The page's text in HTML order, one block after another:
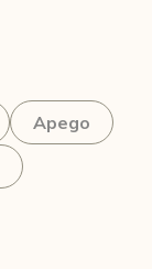
Apego